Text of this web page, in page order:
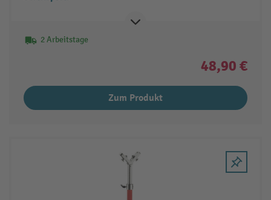
2 Arbeitstage
48,90 €
Zum Produkt